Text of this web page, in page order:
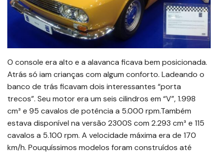
O console era alto e a alavanca ficava bem posicionada.
Atrás só iam crianças com algum conforto. Ladeando o
banco de trás ficavam dois interessantes “porta
trecos”. Seu motor era um seis cilindros em “V”, 1.998
cm³ e 95 cavalos de potência a 5.000 rpm.Também
estava disponível na versão 2300S com 2.293 cm³ e 115
cavalos a 5.100 rpm. A velocidade máxima era de 170
km/h. Pouquíssimos modelos foram construídos até